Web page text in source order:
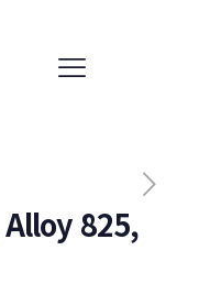
825,